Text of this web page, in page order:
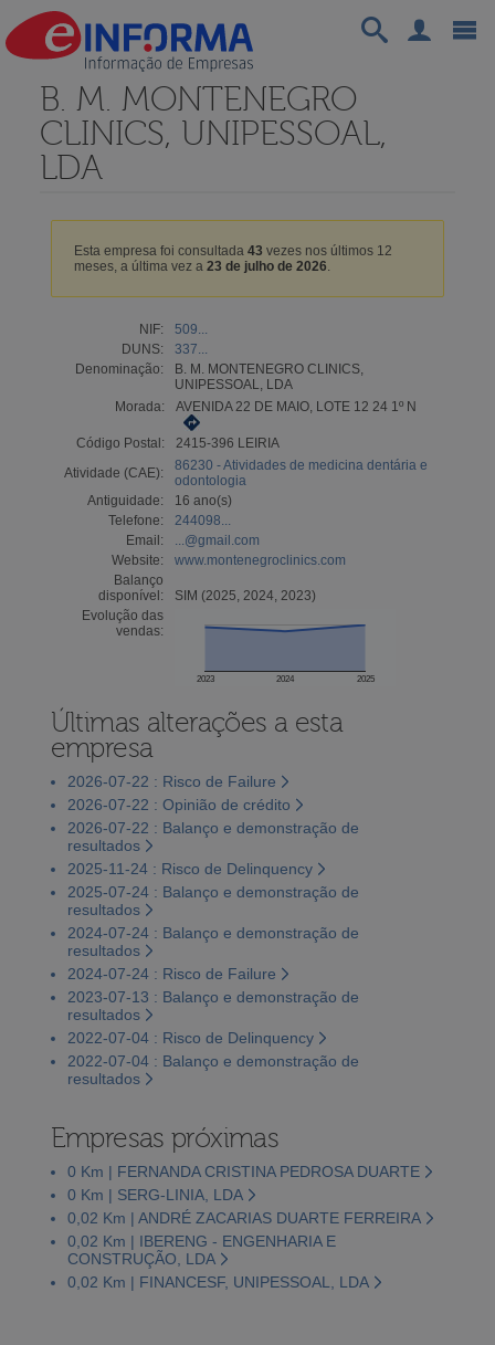
B. M. MONTENEGRO
CLINICS, UNIPESSOAL,
LDA
Esta empresa foi consultada 43 vezes nos últimos 12
meses, a última vez a 23 de julho de 2026.
NIF:
509...
DUNS:
337...
Denominação:
B. M. MONTENEGRO CLINICS,
UNIPESSOAL, LDA
Morada:
AVENIDA 22 DE MAIO, LOTE 12 24 1º N
Código Postal:
2415-396 LEIRIA
Atividade (CAE):
86230 - Atividades de medicina dentária e
odontologia
Antiguidade:
16 ano(s)
Telefone:
244098...
Email:
...@gmail.com
Website:
www.montenegroclinics.com
Balanço
disponível:
SIM (2025, 2024, 2023)
Evolução das
vendas:
2023 2024 2025
Últimas alterações a esta
empresa
2026-07-22 : Risco de Failure
2026-07-22 : Opinião de crédito
2026-07-22 : Balanço e demonstração de
resultados
2025-11-24 : Risco de Delinquency
2025-07-24 : Balanço e demonstração de
resultados
2024-07-24 : Balanço e demonstração de
resultados
2024-07-24 : Risco de Failure
2023-07-13 : Balanço e demonstração de
resultados
2022-07-04 : Risco de Delinquency
2022-07-04 : Balanço e demonstração de
resultados
Empresas próximas
0 Km | FERNANDA CRISTINA PEDROSA DUARTE
0 Km | SERG-LINIA, LDA
0,02 Km | ANDRÉ ZACARIAS DUARTE FERREIRA
0,02 Km | IBERENG - ENGENHARIA E
CONSTRUÇÃO, LDA
0,02 Km | FINANCESF, UNIPESSOAL, LDA